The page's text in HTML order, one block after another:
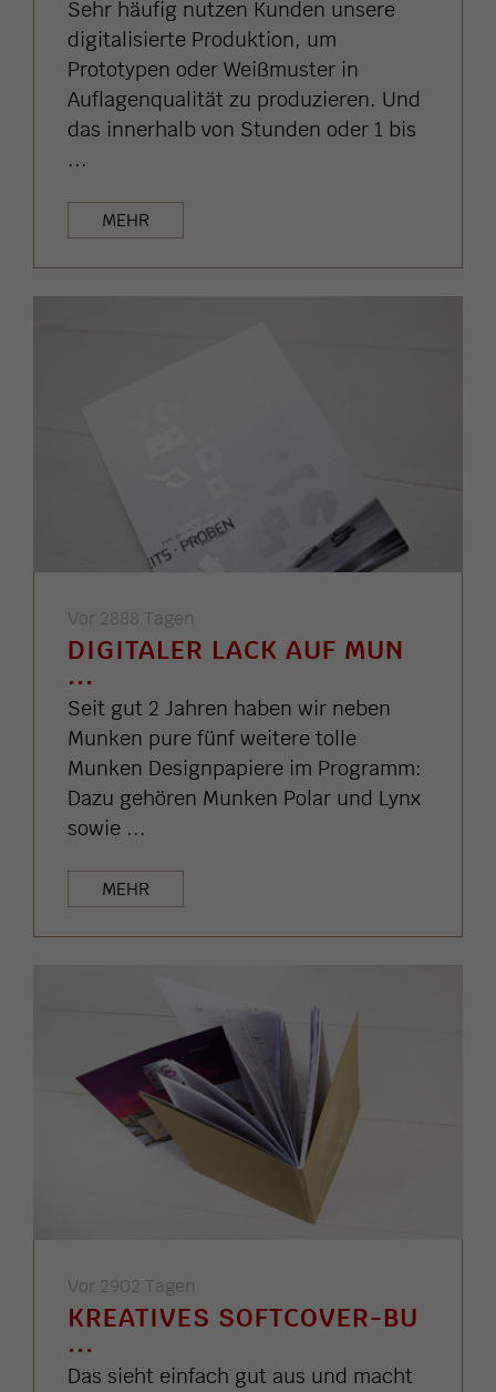
Sehr häufig nutzen Kunden unsere
digitalisierte Produktion, um
Prototypen oder Weißmuster in
Auflagenqualität zu produzieren. Und
das innerhalb von Stunden oder 1 bis
...
MEHR
Vor 2888 Tagen
DIGITALER LACK AUF MUN
...
Seit gut 2 Jahren haben wir neben
Munken pure fünf weitere tolle
Munken Designpapiere im Programm:
Dazu gehören Munken Polar und Lynx
sowie ...
MEHR
Vor 2902 Tagen
KREATIVES SOFTCOVER-BU
...
Das sieht einfach gut aus und macht